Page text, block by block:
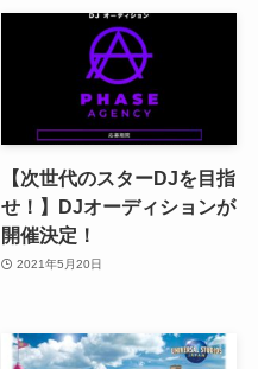
【次世代のスターDJを目指
せ！】DJオーディションが
開催決定！
2021年5月20日